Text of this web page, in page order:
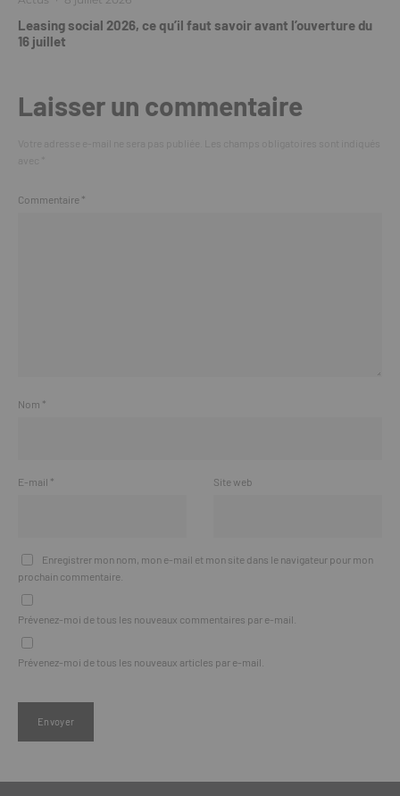
Leasing social 2026, ce qu’il faut savoir avant l’ouverture du
16 juillet
Laisser un commentaire
Commentaire *
Nom *
E-mail * Site web
Enregistrer mon nom, mon e-mail et mon site dans le navigateur pour mon
prochain commentaire.
Prévenez-moi de tous les nouveaux commentaires par e-mail.
Prévenez-moi de tous les nouveaux articles par e-mail.